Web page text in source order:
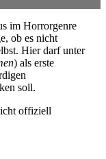
im Horrorgenre
ob es nicht
Hier darf unter
) als erste
soll.
offiziell